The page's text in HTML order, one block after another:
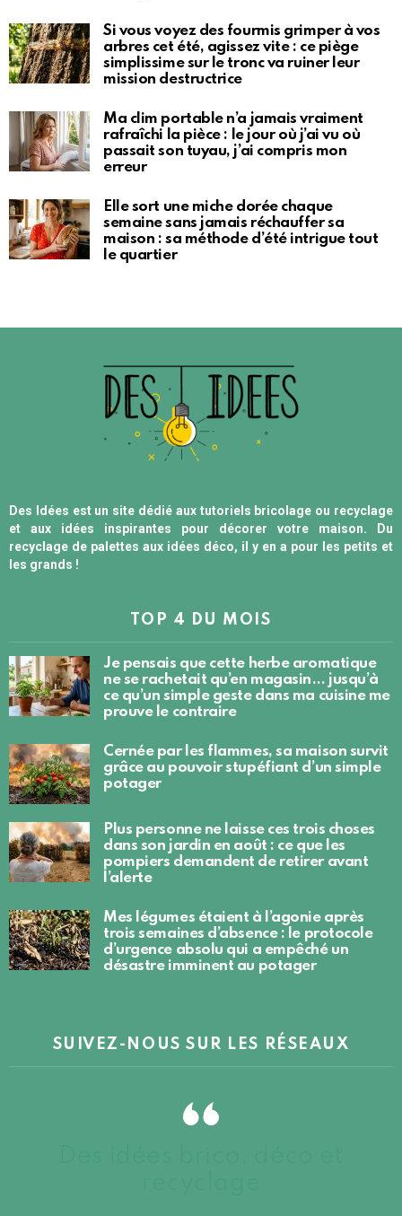
Si vous voyez des fourmis grimper à vos
arbres cet été, agissez vite : ce piège
simplissime sur le tronc va ruiner leur
mission destructrice
Ma clim portable n’a jamais vraiment
rafraîchi la pièce : le jour où j’ai vu où
passait son tuyau, j’ai compris mon
erreur
Elle sort une miche dorée chaque
semaine sans jamais réchauffer sa
maison : sa méthode d’été intrigue tout
le quartier
Des Idées est un site dédié aux tutoriels bricolage ou recyclage
et aux idées inspirantes pour décorer votre maison. Du
recyclage de palettes aux idées déco, il y en a pour les petits et
les grands !
TOP 4 DU MOIS
Je pensais que cette herbe aromatique
ne se rachetait qu’en magasin… jusqu’à
ce qu’un simple geste dans ma cuisine me
prouve le contraire
Cernée par les flammes, sa maison survit
grâce au pouvoir stupéfiant d’un simple
potager
Plus personne ne laisse ces trois choses
dans son jardin en août : ce que les
pompiers demandent de retirer avant
l’alerte
Mes légumes étaient à l’agonie après
trois semaines d’absence : le protocole
d’urgence absolu qui a empêché un
désastre imminent au potager
SUIVEZ-NOUS SUR LES RÉSEAUX